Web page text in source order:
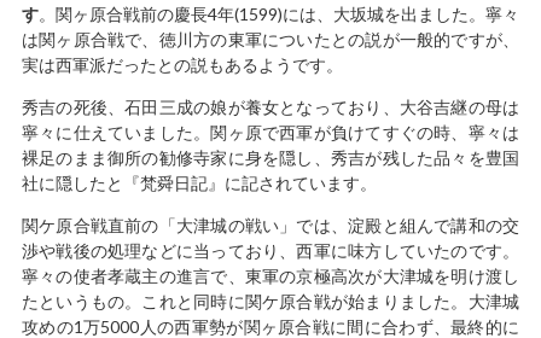
す。関ヶ原合戦前の慶長4年(1599)には、大坂城を出ました。寧々
は関ヶ原合戦で、徳川方の東軍についたとの説が一般的ですが、
実は西軍派だったとの説もあるようです。
秀吉の死後、石田三成の娘が養女となっており、大谷吉継の母は
寧々に仕えていました。関ヶ原で西軍が負けてすぐの時、寧々は
裸足のまま御所の勧修寺家に身を隠し、秀吉が残した品々を豊国
社に隠したと『梵舜日記』に記されています。
関ケ原合戦直前の「大津城の戦い」では、淀殿と組んで講和の交
渉や戦後の処理などに当っており、西軍に味方していたのです。
寧々の使者孝蔵主の進言で、東軍の京極高次が大津城を明け渡し
たというもの。これと同時に関ケ原合戦が始まりました。大津城
攻めの1万5000人の西軍勢が関ヶ原合戦に間に合わず、最終的に